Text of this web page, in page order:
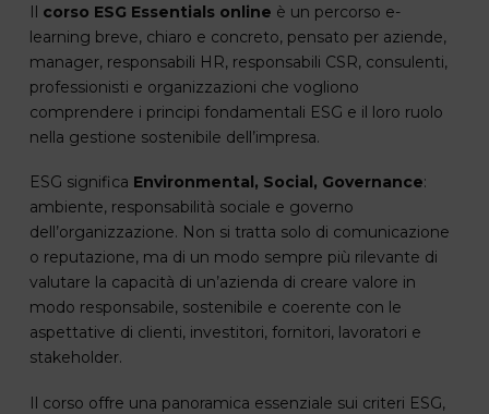
Il corso ESG Essentials online è un percorso e-
learning breve, chiaro e concreto, pensato per aziende,
manager, responsabili HR, responsabili CSR, consulenti,
professionisti e organizzazioni che vogliono
comprendere i principi fondamentali ESG e il loro ruolo
nella gestione sostenibile dell’impresa.
ESG significa Environmental, Social, Governance:
ambiente, responsabilità sociale e governo
dell’organizzazione. Non si tratta solo di comunicazione
o reputazione, ma di un modo sempre più rilevante di
valutare la capacità di un’azienda di creare valore in
modo responsabile, sostenibile e coerente con le
aspettative di clienti, investitori, fornitori, lavoratori e
stakeholder.
Il corso offre una panoramica essenziale sui criteri ESG,